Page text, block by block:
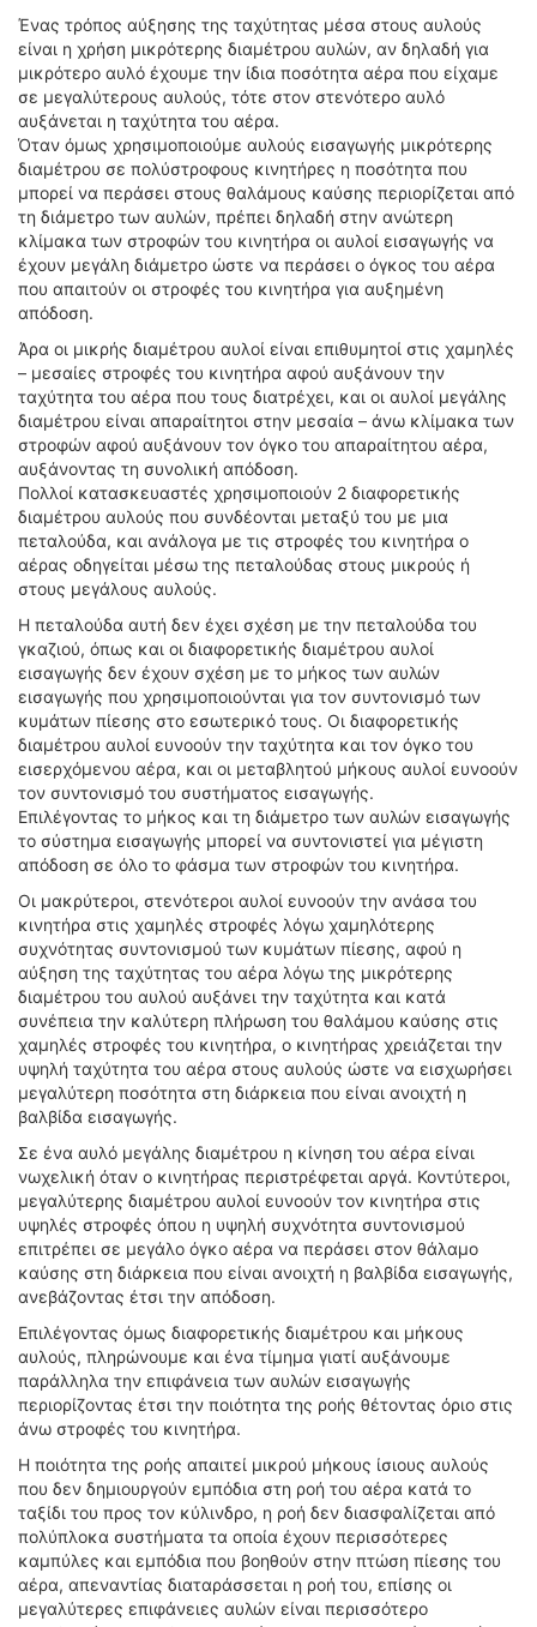
Ένας τρόπος αύξησης της ταχύτητας μέσα στους αυλούς
είναι η χρήση μικρότερης διαμέτρου αυλών, αν δηλαδή για
μικρότερο αυλό έχουμε την ίδια ποσότητα αέρα που είχαμε
σε μεγαλύτερους αυλούς, τότε στον στενότερο αυλό
αυξάνεται η ταχύτητα του αέρα.
Όταν όμως χρησιμοποιούμε αυλούς εισαγωγής μικρότερης
διαμέτρου σε πολύστροφους κινητήρες η ποσότητα που
μπορεί να περάσει στους θαλάμους καύσης περιορίζεται από
τη διάμετρο των αυλών, πρέπει δηλαδή στην ανώτερη
κλίμακα των στροφών του κινητήρα οι αυλοί εισαγωγής να
έχουν μεγάλη διάμετρο ώστε να περάσει ο όγκος του αέρα
που απαιτούν οι στροφές του κινητήρα για αυξημένη
απόδοση.
Άρα οι μικρής διαμέτρου αυλοί είναι επιθυμητοί στις χαμηλές
– μεσαίες στροφές του κινητήρα αφού αυξάνουν την
ταχύτητα του αέρα που τους διατρέχει, και οι αυλοί μεγάλης
διαμέτρου είναι απαραίτητοι στην μεσαία – άνω κλίμακα των
στροφών αφού αυξάνουν τον όγκο του απαραίτητου αέρα,
αυξάνοντας τη συνολική απόδοση.
Πολλοί κατασκευαστές χρησιμοποιούν 2 διαφορετικής
διαμέτρου αυλούς που συνδέονται μεταξύ του με μια
πεταλούδα, και ανάλογα με τις στροφές του κινητήρα ο
αέρας οδηγείται μέσω της πεταλούδας στους μικρούς ή
στους μεγάλους αυλούς.
Η πεταλούδα αυτή δεν έχει σχέση με την πεταλούδα του
γκαζιού, όπως και οι διαφορετικής διαμέτρου αυλοί
εισαγωγής δεν έχουν σχέση με το μήκος των αυλών
εισαγωγής που χρησιμοποιούνται για τον συντονισμό των
κυμάτων πίεσης στο εσωτερικό τους. Οι διαφορετικής
διαμέτρου αυλοί ευνοούν την ταχύτητα και τον όγκο του
εισερχόμενου αέρα, και οι μεταβλητού μήκους αυλοί ευνοούν
τον συντονισμό του συστήματος εισαγωγής.
Επιλέγοντας το μήκος και τη διάμετρο των αυλών εισαγωγής
το σύστημα εισαγωγής μπορεί να συντονιστεί για μέγιστη
απόδοση σε όλο το φάσμα των στροφών του κινητήρα.
Οι μακρύτεροι, στενότεροι αυλοί ευνοούν την ανάσα του
κινητήρα στις χαμηλές στροφές λόγω χαμηλότερης
συχνότητας συντονισμού των κυμάτων πίεσης, αφού η
αύξηση της ταχύτητας του αέρα λόγω της μικρότερης
διαμέτρου του αυλού αυξάνει την ταχύτητα και κατά
συνέπεια την καλύτερη πλήρωση του θαλάμου καύσης στις
χαμηλές στροφές του κινητήρα, ο κινητήρας χρειάζεται την
υψηλή ταχύτητα του αέρα στους αυλούς ώστε να εισχωρήσει
μεγαλύτερη ποσότητα στη διάρκεια που είναι ανοιχτή η
βαλβίδα εισαγωγής.
Σε ένα αυλό μεγάλης διαμέτρου η κίνηση του αέρα είναι
νωχελική όταν ο κινητήρας περιστρέφεται αργά. Κοντύτεροι,
μεγαλύτερης διαμέτρου αυλοί ευνοούν τον κινητήρα στις
υψηλές στροφές όπου η υψηλή συχνότητα συντονισμού
επιτρέπει σε μεγάλο όγκο αέρα να περάσει στον θάλαμο
καύσης στη διάρκεια που είναι ανοιχτή η βαλβίδα εισαγωγής,
ανεβάζοντας έτσι την απόδοση.
Επιλέγοντας όμως διαφορετικής διαμέτρου και μήκους
αυλούς, πληρώνουμε και ένα τίμημα γιατί αυξάνουμε
παράλληλα την επιφάνεια των αυλών εισαγωγής
περιορίζοντας έτσι την ποιότητα της ροής θέτοντας όριο στις
άνω στροφές του κινητήρα.
Η ποιότητα της ροής απαιτεί μικρού μήκους ίσιους αυλούς
που δεν δημιουργούν εμπόδια στη ροή του αέρα κατά το
ταξίδι του προς τον κύλινδρο, η ροή δεν διασφαλίζεται από
πολύπλοκα συστήματα τα οποία έχουν περισσότερες
καμπύλες και εμπόδια που βοηθούν στην πτώση πίεσης του
αέρα, απεναντίας διαταράσσεται η ροή του, επίσης οι
μεγαλύτερες επιφάνειες αυλών είναι περισσότερο